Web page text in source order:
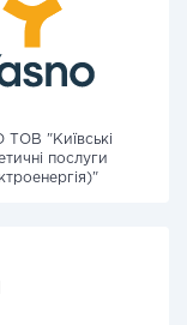
ТОВ "Київські
послуги